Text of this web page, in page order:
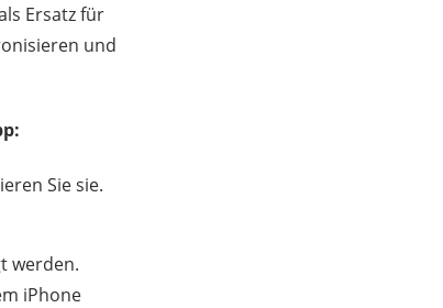
Ersatz für
und
Sie sie.
werden.
iPhone